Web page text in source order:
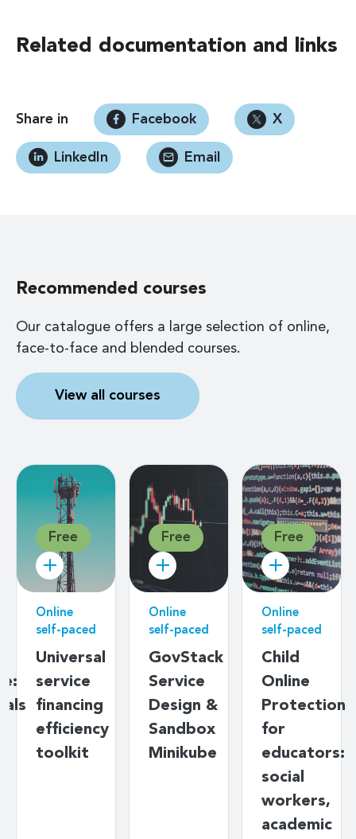
Related documentation and links
Share in Facebook X
LinkedIn Email
Recommended courses
Our catalogue offers a large selection of online,
face-to-face and blended courses.
View all courses
Free
Online
self-paced
Universal
service
financing
efficiency
toolkit
Free
Online
self-paced
GovStack
Service
Design &
Sandbox
Minikube
Free
Online
self-paced
Child
Online
Protection
for
educators:
social
workers,
academic